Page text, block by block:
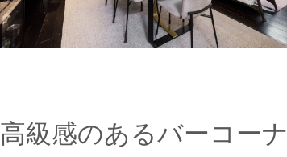
高級感のあるバーコーナ